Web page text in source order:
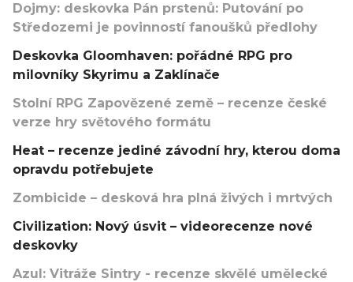
Dojmy: deskovka Pán prstenů: Putování po
Středozemi je povinností fanoušků předlohy
Deskovka Gloomhaven: pořádné RPG pro
milovníky Skyrimu a Zaklínače
Stolní RPG Zapovězené země – recenze české
verze hry světového formátu
Heat – recenze jediné závodní hry, kterou doma
opravdu potřebujete
Zombicide – desková hra plná živých i mrtvých
Civilization: Nový úsvit – videorecenze nové
deskovky
Azul: Vitráže Sintry - recenze skvělé umělecké